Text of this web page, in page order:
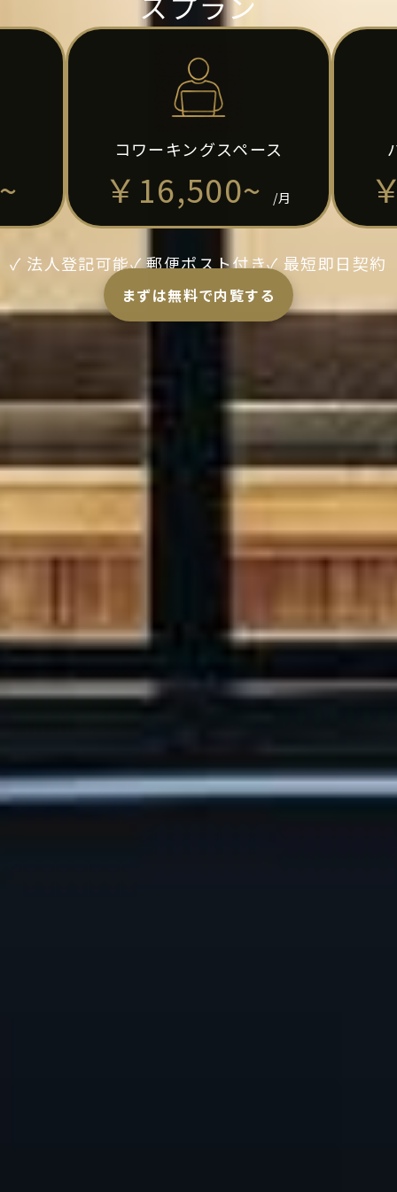
コワーキングスペース
￥16,500~ /月
✓ 法人登記可能✓ 郵便ポスト付き✓ 最短即日契約
まずは無料で内覧する